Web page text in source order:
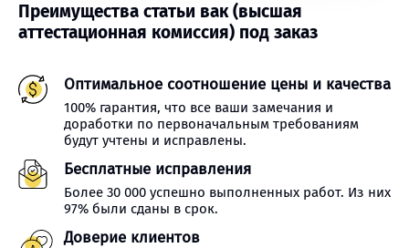
Преимущества статьи вак (высшая
аттестационная комиссия) под заказ
Оптимальное соотношение цены и качества
100% гарантия, что все ваши замечания и
доработки по первоначальным требованиям
будут учтены и исправлены.
Бесплатные исправления
Более 30 000 успешно выполненных работ. Из них
97% были сданы в срок.
Доверие клиентов